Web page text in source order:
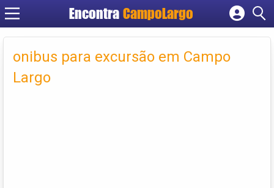
Encontra CampoLargo
Cadastrar empresa
Fazer login
Criar conta
onibus para excursão em Campo
Largo